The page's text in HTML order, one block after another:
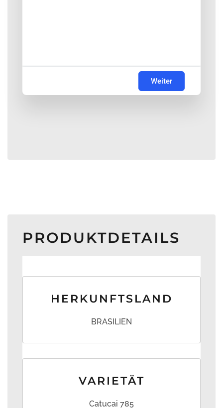
Weiter
PRODUKTDETAILS
HERKUNFTSLAND
BRASILIEN
VARIETÄT
Catucai 785